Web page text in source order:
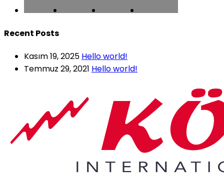
Recent Posts
Kasım 19, 2025 Hello world!
Temmuz 29, 2021 Hello world!